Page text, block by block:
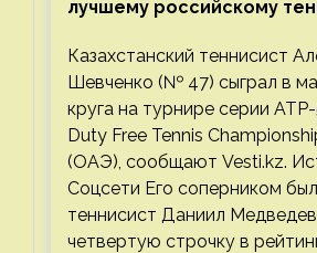
лучшему российскому
Казахстанский теннисист
Шевченко (№ 47) сыграл в
круга на турнире серии
Duty Free Tennis
(ОАЭ), сообщают Vesti.kz.
Соцсети Его соперником
теннисист Даниил
четвертую строчку в